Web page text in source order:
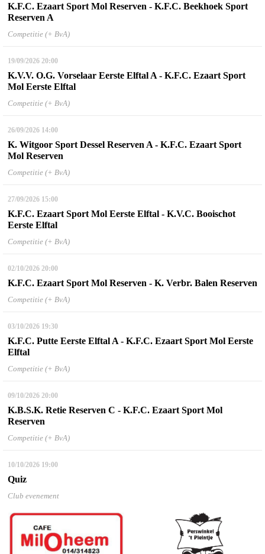
K.F.C. Ezaart Sport Mol Reserven - K.F.C. Beekhoek Sport
Reserven A
Competitie (+ BvA)
19/09/2026 20:00
K.V.V. O.G. Vorselaar Eerste Elftal A - K.F.C. Ezaart Sport
Mol Eerste Elftal
Competitie (+ BvA)
26/09/2026 14:00
K. Witgoor Sport Dessel Reserven A - K.F.C. Ezaart Sport
Mol Reserven
Competitie (+ BvA)
27/09/2026 15:00
K.F.C. Ezaart Sport Mol Eerste Elftal - K.V.C. Booischot
Eerste Elftal
Competitie (+ BvA)
02/10/2026 20:00
K.F.C. Ezaart Sport Mol Reserven - K. Verbr. Balen Reserven
Competitie (+ BvA)
03/10/2026 19:30
K.F.C. Putte Eerste Elftal A - K.F.C. Ezaart Sport Mol Eerste
Elftal
Competitie (+ BvA)
09/10/2026 20:00
K.B.S.K. Retie Reserven C - K.F.C. Ezaart Sport Mol
Reserven
Competitie (+ BvA)
10/10/2026 19:00
Quiz
Club evenement